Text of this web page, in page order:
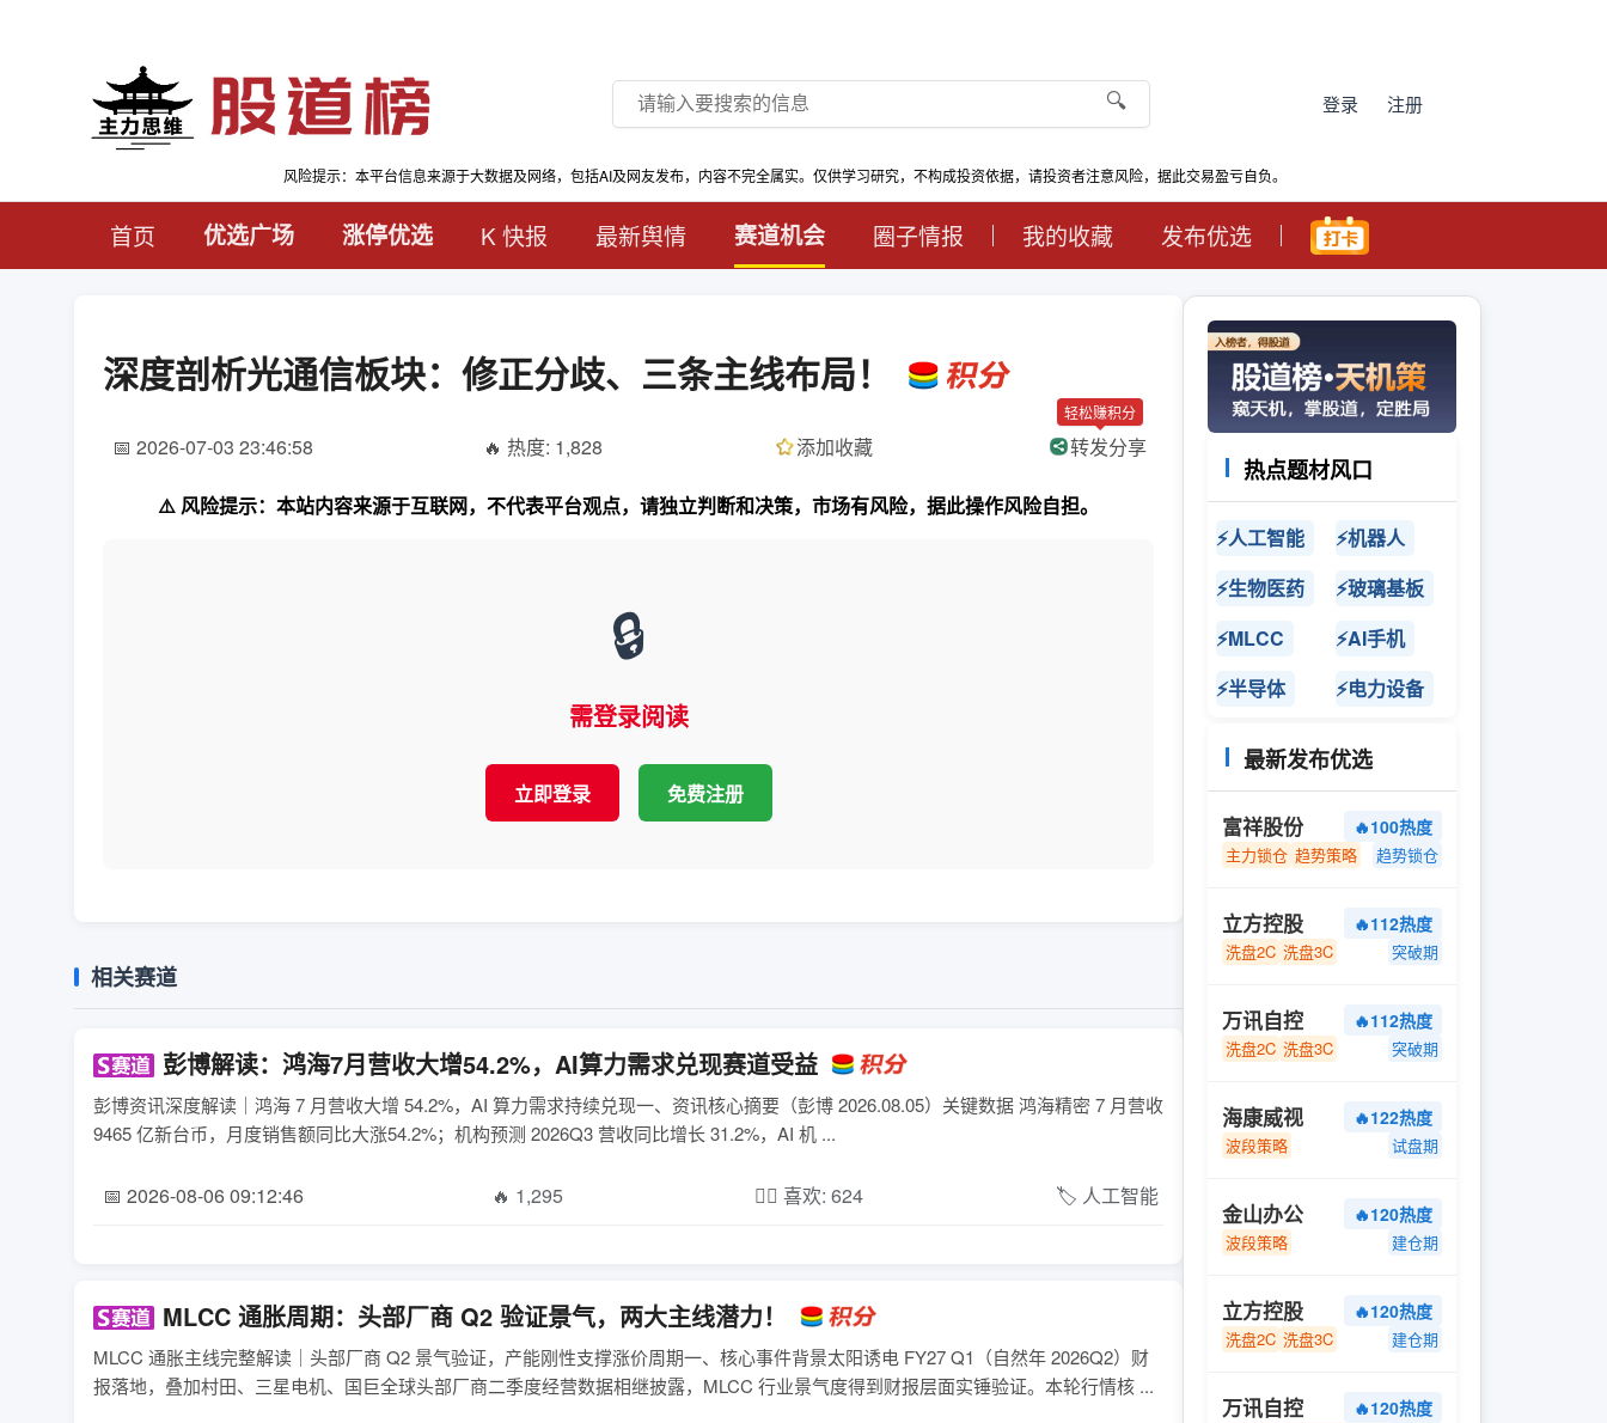
🔍 登录 注册
风险提示：本平台信息来源于大数据及网络，包括AI及网友发布，内容不完全属实。仅供学习研究，不构成投资依据，请投资者注意风险，据此交易盈亏自负。
首页 优选广场 涨停优选 K 快报 最新舆情 赛道机会 圈子情报 我的收藏 发布优选
深度剖析光通信板块：修正分歧、三条主线布局！
📅 2026-07-03 23:46:58 🔥 热度: 1,828 添加收藏
轻松赚积分
转发分享
⚠️ 风险提示：本站内容来源于互联网，不代表平台观点，请独立判断和决策，市场有风险，据此操作风险自担。
🔒
需登录阅读
立即登录 免费注册
相关赛道
彭博解读：鸿海7月营收大增54.2%，AI算力需求兑现赛道受益
彭博资讯深度解读｜鸿海 7 月营收大增 54.2%，AI 算力需求持续兑现一、资讯核心摘要（彭博 2026.08.05）关键数据 鸿海精密 7 月营收
9465 亿新台币，月度销售额同比大涨54.2%；机构预测 2026Q3 营收同比增长 31.2%，AI 机 ...
📅 2026-08-06 09:12:46 🔥 1,295 ❤️‍🔥 喜欢: 624 🏷️ 人工智能
MLCC 通胀周期：头部厂商 Q2 验证景气，两大主线潜力！
MLCC 通胀主线完整解读｜头部厂商 Q2 景气验证，产能刚性支撑涨价周期一、核心事件背景太阳诱电 FY27 Q1（自然年 2026Q2）财
报落地，叠加村田、三星电机、国巨全球头部厂商二季度经营数据相继披露，MLCC 行业景气度得到财报层面实锤验证。本轮行情核 ...
热点题材风口
⚡人工智能
⚡机器人
⚡生物医药
⚡玻璃基板
⚡MLCC
⚡AI手机
⚡半导体
⚡电力设备
最新发布优选
富祥股份 🔥100热度
主力锁仓 趋势策略 趋势锁仓
立方控股 🔥112热度
洗盘2C 洗盘3C 突破期
万讯自控 🔥112热度
洗盘2C 洗盘3C 突破期
海康威视 🔥122热度
波段策略 试盘期
金山办公 🔥120热度
波段策略 建仓期
立方控股 🔥120热度
洗盘2C 洗盘3C 建仓期
万讯自控 🔥120热度